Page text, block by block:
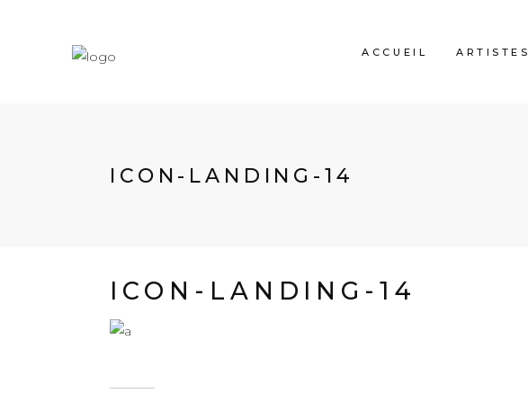
ACCUEIL ARTISTES
ICON-LANDING-14
ICON-LANDING-14